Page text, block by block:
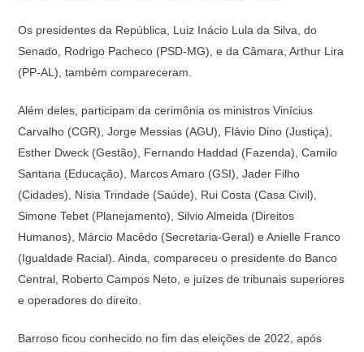
Os presidentes da República, Luiz Inácio Lula da Silva, do
Senado, Rodrigo Pacheco (PSD-MG), e da Câmara, Arthur Lira
(PP-AL), também compareceram.
Além deles, participam da cerimônia os ministros Vinícius
Carvalho (CGR), Jorge Messias (AGU), Flávio Dino (Justiça),
Esther Dweck (Gestão), Fernando Haddad (Fazenda), Camilo
Santana (Educação), Marcos Amaro (GSI), Jader Filho
(Cidades), Nísia Trindade (Saúde), Rui Costa (Casa Civil),
Simone Tebet (Planejamento), Silvio Almeida (Direitos
Humanos), Márcio Macêdo (Secretaria-Geral) e Anielle Franco
(Igualdade Racial). Ainda, compareceu o presidente do Banco
Central, Roberto Campos Neto, e juízes de tribunais superiores
e operadores do direito.
Barroso ficou conhecido no fim das eleições de 2022, após